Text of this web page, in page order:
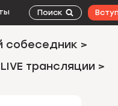
Поиск
собеседник >
LIVE трансляции >